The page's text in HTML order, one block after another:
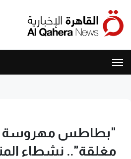
"بطاطس مهروسة
مغلقة".. نشطاء